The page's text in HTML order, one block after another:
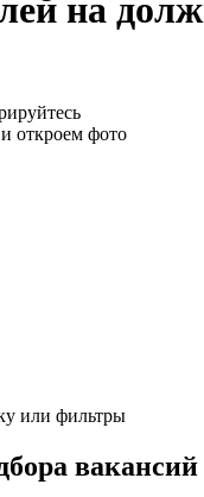
на
откроем фото
или фильтры
вакансий